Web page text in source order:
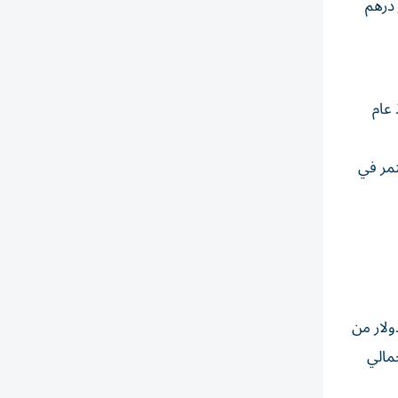
منذ عام
المستمر في
الإقليمية، بعدما استحوذت على 625.8 مليون دولار من
من 2026، ما يعادل 66.5% من إجمالي